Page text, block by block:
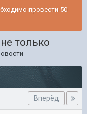
провести 50
только
Вперёд